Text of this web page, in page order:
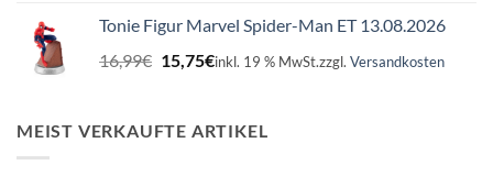
16,99€15,75€.
Tonie Figur Marvel Spider-Man ET 13.08.2026
16,99€ Ursprünglicher
Preis
16,99€
15,75€Aktueller
15,75€.
inkl. 19 % MwSt.zzgl. Versandkosten
MEIST VERKAUFTE ARTIKEL